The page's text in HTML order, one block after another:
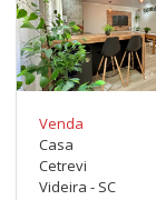
Venda
Casa
Cetrevi
Videira - SC